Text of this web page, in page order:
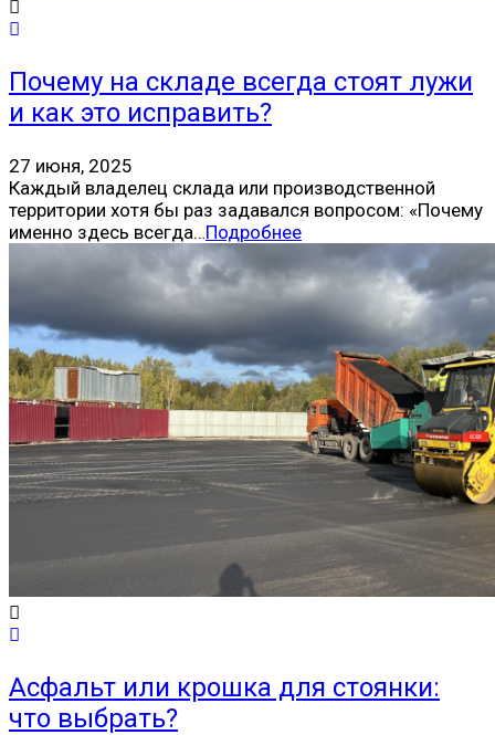
Почему на складе всегда стоят лужи
и как это исправить?
27 июня, 2025
Каждый владелец склада или производственной
территории хотя бы раз задавался вопросом: «Почему
именно здесь всегда…Подробнее
Асфальт или крошка для стоянки:
что выбрать?